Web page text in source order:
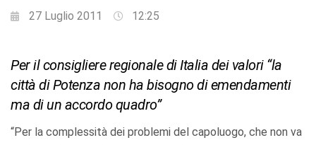
27 Luglio 2011 12:25
Per il consigliere regionale di Italia dei valori “la
città di Potenza non ha bisogno di emendamenti
ma di un accordo quadro”
“Per la complessità dei problemi del capoluogo, che non va